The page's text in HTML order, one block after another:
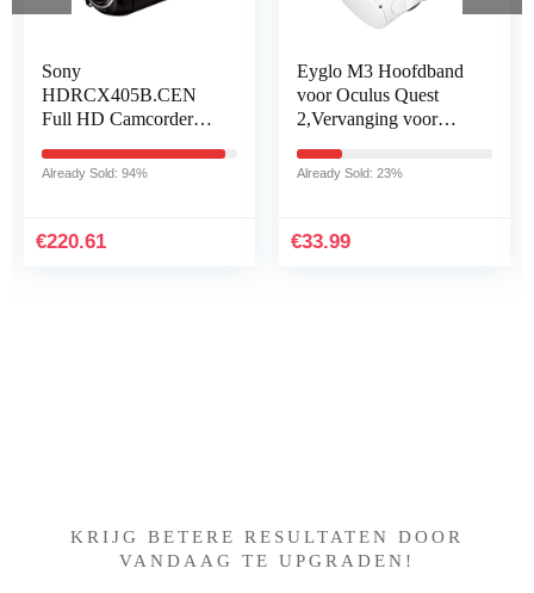
Sony
HDRCX405B.CEN
Full HD Camcorder
60x Helder Beeld,
Shot…
Already Sold: 94%
€220.61
Eyglo M3 Hoofdband
voor Oculus Quest
2,Vervanging voor
Riem,Verstelbare riem
Already Sold: 23%
€33.99
KRIJG BETERE RESULTATEN DOOR
VANDAAG TE UPGRADEN!